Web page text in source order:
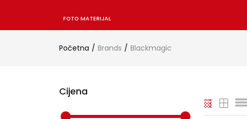
FOTO MATERIJAL
Početna Brands Blackmagic
Cijena